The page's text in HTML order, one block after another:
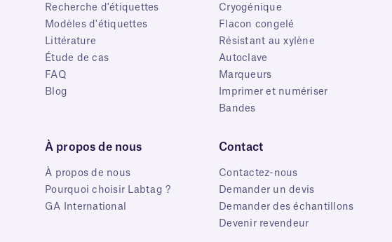
Recherche d'étiquettes
Modèles d'étiquettes
Littérature
Étude de cas
FAQ
Blog
Cryogénique
Flacon congelé
Résistant au xylène
Autoclave
Marqueurs
Imprimer et numériser
Bandes
À propos de nous
À propos de nous
Pourquoi choisir Labtag ?
GA International
Contact
Contactez-nous
Demander un devis
Demander des échantillons
Devenir revendeur